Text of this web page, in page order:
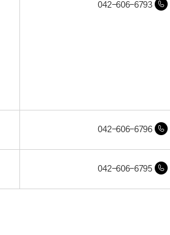
042-606-6793
042-606-6796
042-606-6795